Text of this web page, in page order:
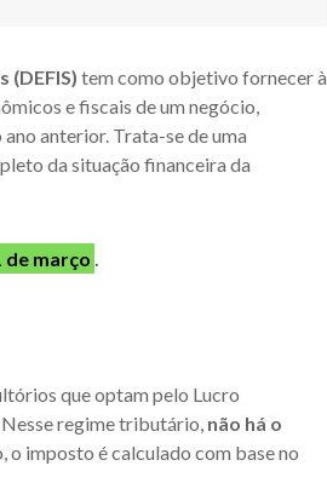
(DEFIS) tem como objetivo fornecer à
e fiscais de um negócio,
anterior. Trata-se de uma
da situação financeira da
de março .
que optam pelo Lucro
regime tributário, não há o
o imposto é calculado com base no